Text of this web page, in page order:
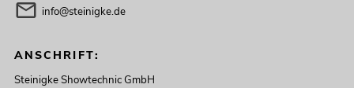
info@steinigke.de
ANSCHRIFT:
Steinigke Showtechnic GmbH